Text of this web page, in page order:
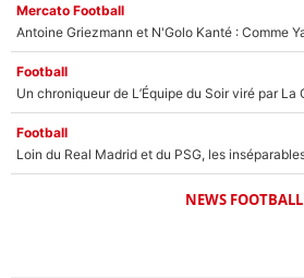
Mercato Football
Football
Football
NEWS FOOTBALL